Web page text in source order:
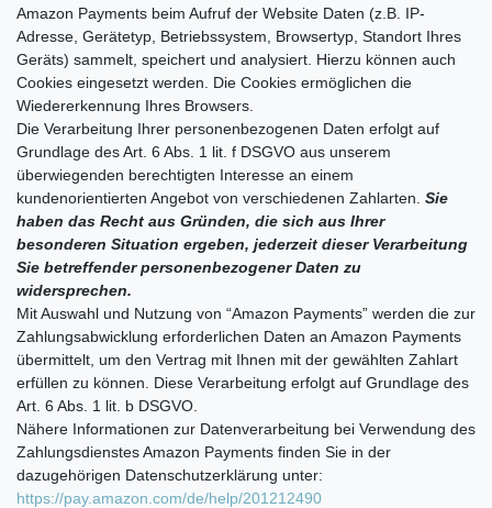
Amazon Payments beim Aufruf der Website Daten (z.B. IP-
Adresse, Gerätetyp, Betriebssystem, Browsertyp, Standort Ihres
Geräts) sammelt, speichert und analysiert. Hierzu können auch
Cookies eingesetzt werden. Die Cookies ermöglichen die
Wiedererkennung Ihres Browsers.
Die Verarbeitung Ihrer personenbezogenen Daten erfolgt auf
Grundlage des Art. 6 Abs. 1 lit. f DSGVO aus unserem
überwiegenden berechtigten Interesse an einem
kundenorientierten Angebot von verschiedenen Zahlarten. Sie
haben das Recht aus Gründen, die sich aus Ihrer
besonderen Situation ergeben, jederzeit dieser Verarbeitung
Sie betreffender personenbezogener Daten zu
widersprechen.
Mit Auswahl und Nutzung von “Amazon Payments” werden die zur
Zahlungsabwicklung erforderlichen Daten an Amazon Payments
übermittelt, um den Vertrag mit Ihnen mit der gewählten Zahlart
erfüllen zu können. Diese Verarbeitung erfolgt auf Grundlage des
Art. 6 Abs. 1 lit. b DSGVO.
Nähere Informationen zur Datenverarbeitung bei Verwendung des
Zahlungsdienstes Amazon Payments finden Sie in der
dazugehörigen Datenschutzerklärung unter:
https://pay.amazon.com/de/help/201212490